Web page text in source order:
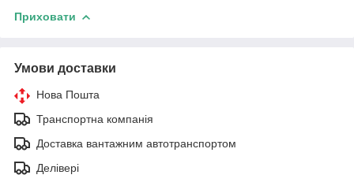
Приховати
Умови доставки
Нова Пошта
Транспортна компанія
Доставка вантажним автотранспортом
Делівері